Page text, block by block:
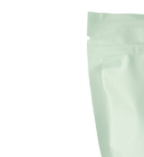
Koti & Sisustus
Lelut, Lapsi & Vauva
Tuotemerkkejä